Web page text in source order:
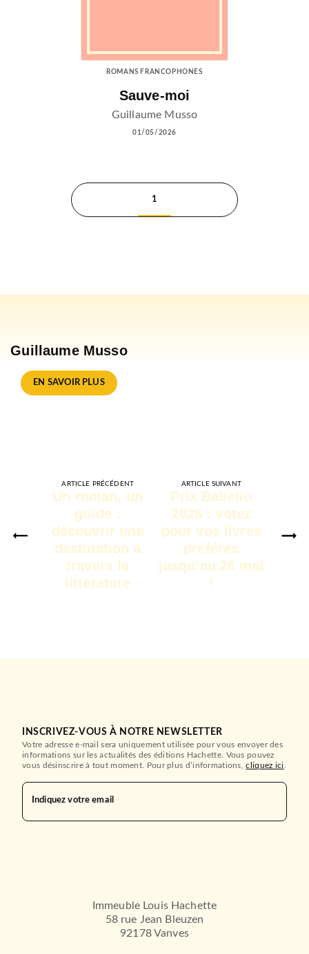
ROMANS FRANCOPHONES
Sauve-moi
Guillaume Musso
01/05/2026
1
Guillaume Musso
EN SAVOIR PLUS
ARTICLE PRÉCÉDENT
Un roman, un
guide :
découvrir une
destination à
travers la
littérature
ARTICLE SUIVANT
Prix Babelio
2026 : votez
pour vos livres
préférés
jusqu’au 26 mai
!
INSCRIVEZ-VOUS À NOTRE NEWSLETTER
Votre adresse e-mail sera uniquement utilisée pour vous envoyer des
informations sur les actualités des éditions Hachette. Vous pouvez
vous désinscrire à tout moment. Pour plus d’informations,cliquez ici
Indiquez votre email
Immeuble Louis Hachette
58 rue Jean Bleuzen
92178 Vanves